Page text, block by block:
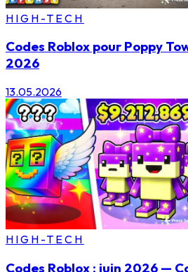
HIGH-TECH
Codes Roblox pour Poppy
2026
13.05.2026
HIGH-TECH
Codes Roblox : juin 2026 —